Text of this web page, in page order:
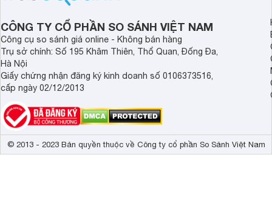
CÔNG TY CỔ PHẦN SO SÁNH VIỆT NAM
Công cụ so sánh giá online - Không bán hàng
Trụ sở chính: Số 195 Khâm Thiên, Thổ Quan, Đống Đa,
Hà Nội
Giấy chứng nhận đăng ký kinh doanh số 0106373516,
cấp ngày 02/12/2013
© 2013 - 2023 Bản quyền thuộc về Công ty cổ phần So Sánh Việt Nam